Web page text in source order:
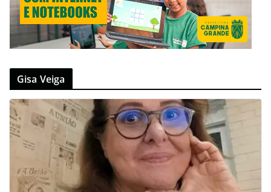
Gisa Veiga